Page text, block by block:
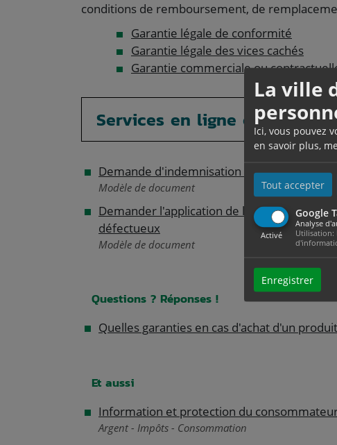
La ville
Ici, vous pouvez
en savoir plus,
Tout accepter
Google
Activé
Analyse
Utilisation:
Enregistrer
conditions de remboursement, de
Garantie légale de conformité
Garantie légale des vices cachés
Garantie commerciale ou
Services en ligne et
Demande d'indemnisation pour vice caché
Modèle de document
Demander l'application de la garantie légale
défectueux
Modèle de document
Questions ? Réponses !
Quelles garanties en cas d'achat d'un
Et aussi
Information et protection du
Argent - Impôts - Consommation